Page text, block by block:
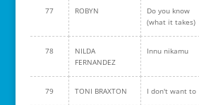
77 ROBYN
Do you know
(what it takes)
78
NILDA
FERNANDEZ
Innu nikamu
79 TONI BRAXTON I don't want to